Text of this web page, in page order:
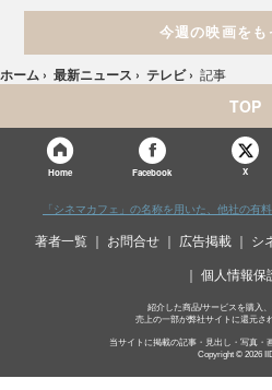
今週の映画をも
ホーム › 最新ニュース › テレビ › 記事
TOP
Home Facebook X
「シネマカフェ」の名称を用いた、他社の有
著者一覧 お問合せ 広告掲載 シ
個人情報保
紹介した商品/サービスを購入、
売上の一部が弊社サイトに還元さ
当サイトに掲載の記事・見出し・写真・
Copyright © 2026